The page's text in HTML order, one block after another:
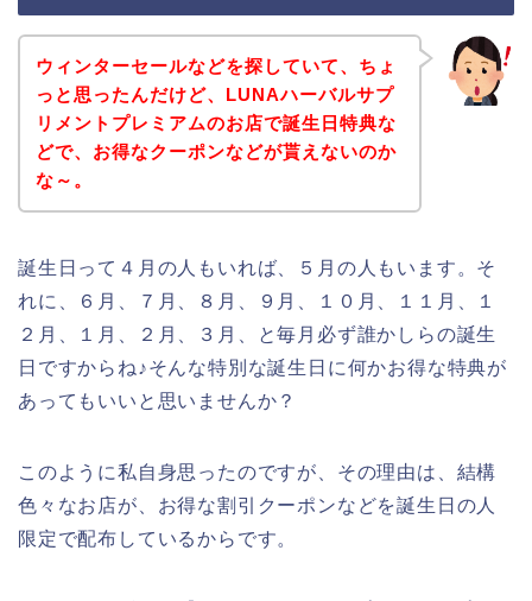
ウィンターセールなどを探していて、ちょ
っと思ったんだけど、LUNAハーバルサプ
リメントプレミアムのお店で誕生日特典な
どで、お得なクーポンなどが貰えないのか
な～。
誕生日って４月の人もいれば、５月の人もいます。そ
れに、６月、７月、８月、９月、１０月、１１月、１
２月、１月、２月、３月、と毎月必ず誰かしらの誕生
日ですからね♪そんな特別な誕生日に何かお得な特典が
あってもいいと思いませんか？
このように私自身思ったのですが、その理由は、結構
色々なお店が、お得な割引クーポンなどを誕生日の人
限定で配布しているからです。